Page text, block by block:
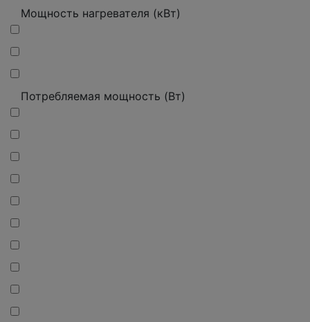
Мощность нагревателя (кВт)
Потребляемая мощность (Вт)